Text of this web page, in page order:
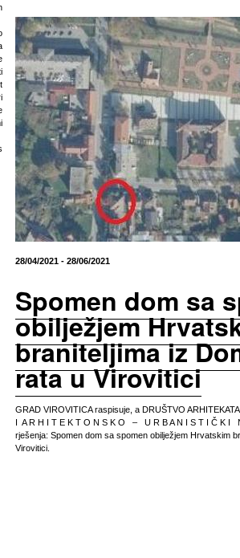
28/04/2021 - 28/06/2021
Spomen dom sa
obilježjem
braniteljima iz
rata u Virovitici
GRAD VIROVITICA raspisuje, a DRUŠTVO
I A R H I T E K T O N S K O – U R B A N I S T I Č K I
rješenja: Spomen dom sa spomen obilježjem Hrvatskim
Virovitici.